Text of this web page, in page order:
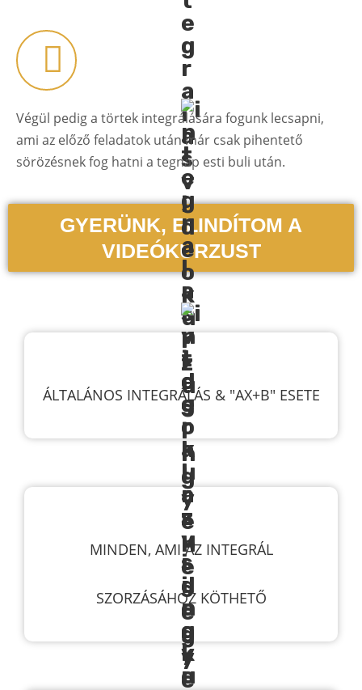
Végül pedig a törtek integrálására fogunk lecsapni,
ami az előző feladatok után már csak pihentető
sörözésnek fog hatni a tegnap esti buli után.
GYERÜNK, ELINDÍTOM A
VIDEÓKURZUST
ÁLTALÁNOS INTEGRÁLÁS & "AX+B" ESETE
MINDEN, AMI AZ INTEGRÁL
SZORZÁSÁHOZ KÖTHETŐ